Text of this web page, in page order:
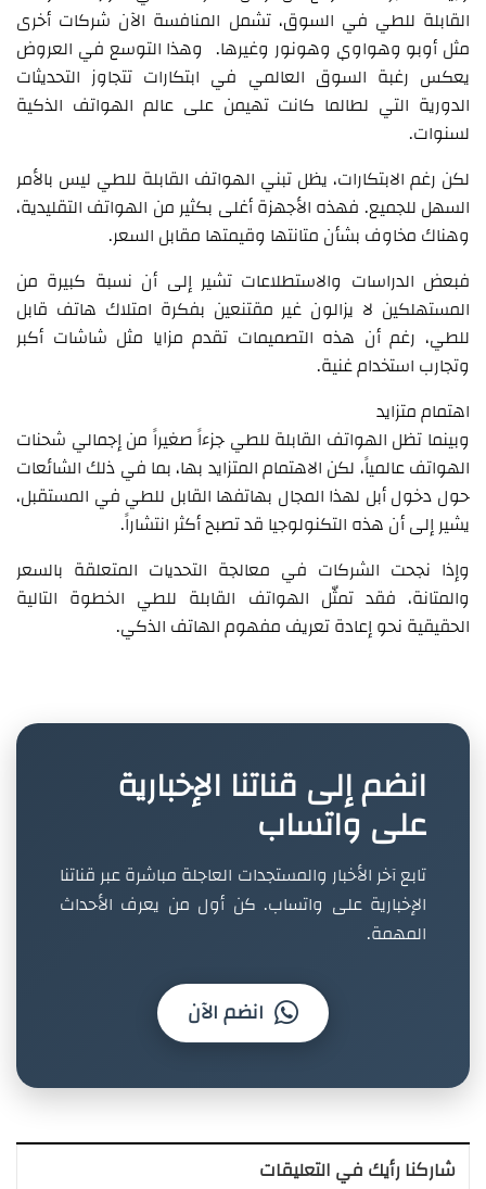
القابلة للطي في السوق، تشمل المنافسة الآن شركات أخرى
مثل أوبو وهواوي وهونور وغيرها. وهذا التوسع في العروض
يعكس رغبة السوق العالمي في ابتكارات تتجاوز التحديثات
الدورية التي لطالما كانت تهيمن على عالم الهواتف الذكية
لسنوات.
لكن رغم الابتكارات، يظل تبني الهواتف القابلة للطي ليس بالأمر
السهل للجميع. فهذه الأجهزة أغلى بكثير من الهواتف التقليدية،
وهناك مخاوف بشأن متانتها وقيمتها مقابل السعر.
فبعض الدراسات والاستطلاعات تشير إلى أن نسبة كبيرة من
المستهلكين لا يزالون غير مقتنعين بفكرة امتلاك هاتف قابل
للطي، رغم أن هذه التصميمات تقدم مزايا مثل شاشات أكبر
وتجارب استخدام غنية.
اهتمام متزايد
وبينما تظل الهواتف القابلة للطي جزءاً صغيراً من إجمالي شحنات
الهواتف عالمياً، لكن الاهتمام المتزايد بها، بما في ذلك الشائعات
حول دخول أبل لهذا المجال بهاتفها القابل للطي في المستقبل،
يشير إلى أن هذه التكنولوجيا قد تصبح أكثر انتشاراً.
وإذا نجحت الشركات في معالجة التحديات المتعلقة بالسعر
والمتانة، فقد تمثّل الهواتف القابلة للطي الخطوة التالية
الحقيقية نحو إعادة تعريف مفهوم الهاتف الذكي.
انضم إلى قناتنا الإخبارية
على واتساب
تابع آخر الأخبار والمستجدات العاجلة مباشرة عبر قناتنا
الإخبارية على واتساب. كن أول من يعرف الأحداث
المهمة.
انضم الآن
شاركنا رأيك في التعليقات